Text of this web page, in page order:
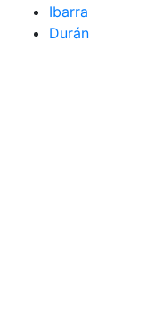
Ibarra
Durán